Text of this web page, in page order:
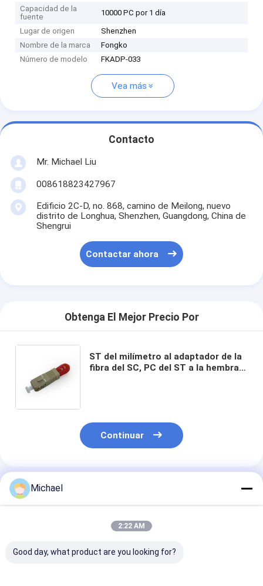
Capacidad de la
fuente
10000 PC por 1 día
Lugar de origen
Shenzhen
Nombre de la marca
Fongko
Número de modelo
FKADP-033
Vea más
Contacto
Mr. Michael Liu
008618823427967
Edificio 2C-D, no. 868, camino de Meilong, nuevo
distrito de Longhua, Shenzhen, Guangdong, China de
Shengrui
Contactar ahora
Obtenga El Mejor Precio Por
ST del milímetro al adaptador de la
fibra del SC, PC del ST a la hembra
Continuar
Productos Recomendados
Michael
2:22 AM
Good day, what product are you looking for?